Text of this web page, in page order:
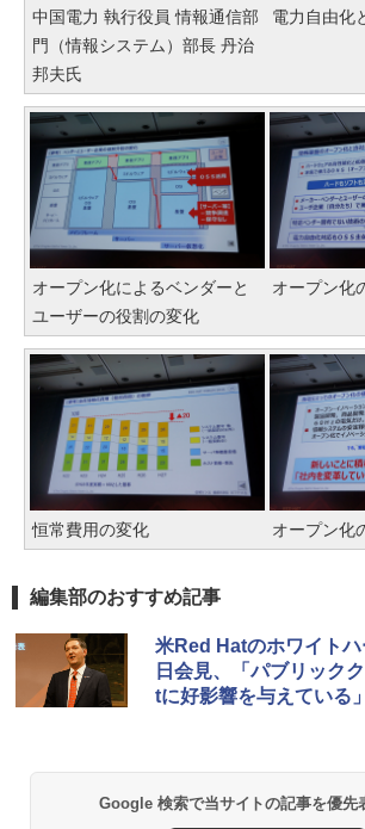
中国電力 執行役員 情報通信部
門（情報システム）部長 丹治
邦夫氏
電力自由化
オープン化によるベンダーと
ユーザーの役割の変化
オープン化
恒常費用の変化 オープン化
編集部のおすすめ記事
米Red Hatのホワイト
日会見、「パブリック
tに好影響を与えている」
Google 検索で当サイトの記事を優先